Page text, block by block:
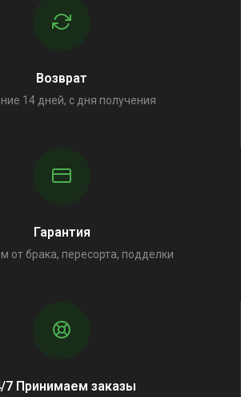
Возврат
14 дней, с дня получения
Гарантия
от брака, пересорта, подделки
7 Принимаем заказы